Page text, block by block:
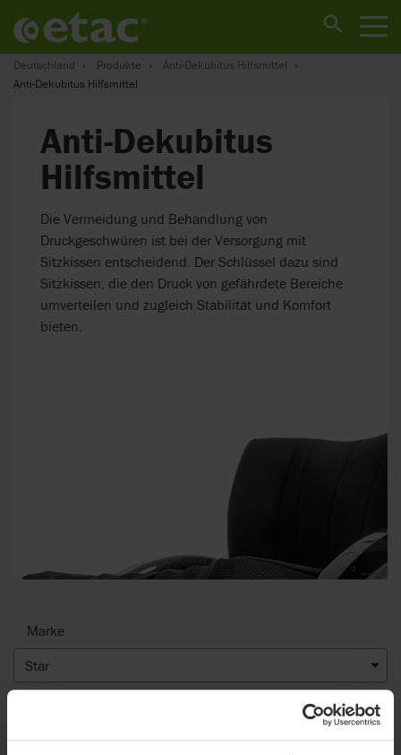
Deutschland Produkte
Anti-Dekubitus Hilfsmittel
Anti-Dekubitus Hilfsmittel
Anti-Dekubitus
Hilfsmittel
Die Vermeidung und Behandlung von
Druckgeschwüren ist bei der Versorgung mit
Sitzkissen entscheidend. Der Schlüssel dazu sind
Sitzkissen, die den Druck von gefährdete Bereiche
umverteilen und zugleich Stabilität und Komfort
bieten.
Marke
Star